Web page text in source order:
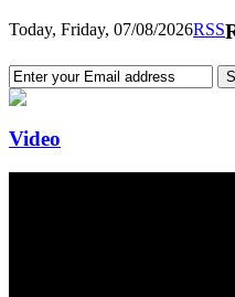
Today, Friday, 07/08/2026RSS
Video